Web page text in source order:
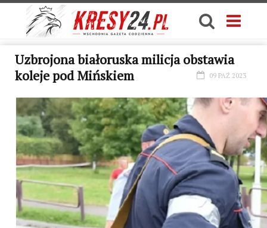
Uzbrojona białoruska milicja obstawia
koleje pod Mińskiem
09 PAŹ 2023